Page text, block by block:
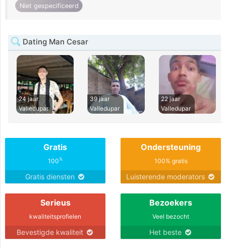
Niet gespecificeerd
Dating Man Cesar
24 jaar
Valledupar
39 jaar
Valledupar
22 jaar
Valledupar
Gratis
100%
Gratis diensten
Ondersteuning
100% gratis
Luisterende moderators
Serieus
kwaliteitsprofielen
Bevestigde kwaliteit
Bezoekers
Veel bezocht
Het beste